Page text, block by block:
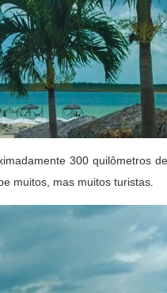
300 quilômetros
muitos, mas muitos turistas.